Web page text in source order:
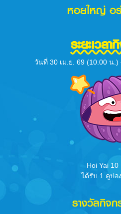
หอยใหญ่ อ
ระยะเวล
วันที่ 30 เม.ย. 69 (10.00 น
Hoi Yai 10
ได้รับ 1 คูปอ
รางวัลกิจ